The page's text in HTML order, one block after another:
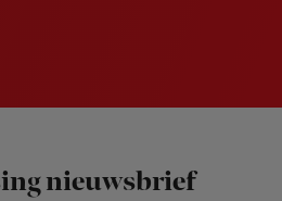
nieuwsbrief